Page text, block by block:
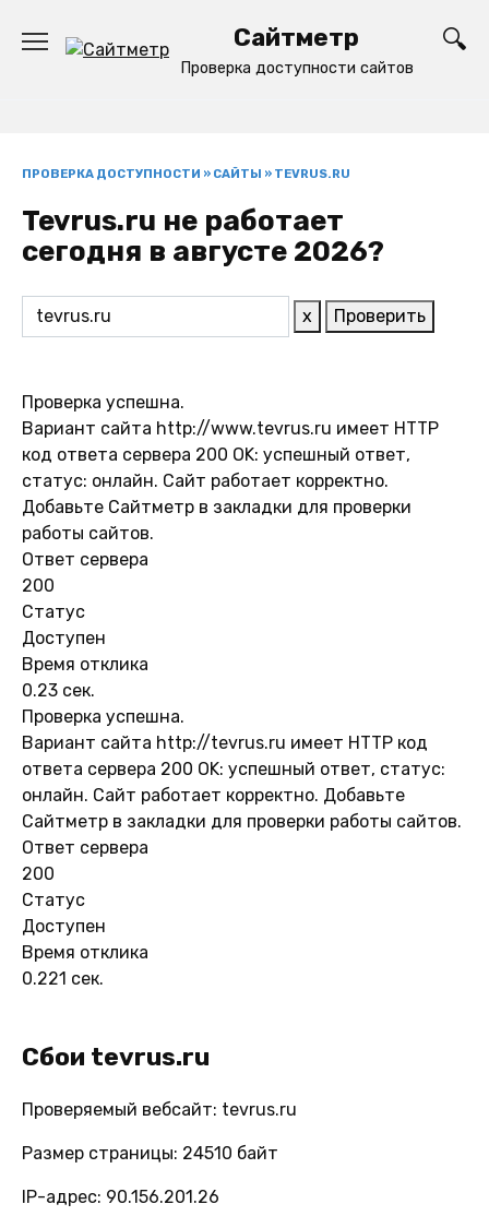
содержанию
Сайтметр
Проверка доступности сайтов
ПРОВЕРКА ДОСТУПНОСТИ » САЙТЫ » TEVRUS.RU
Tevrus.ru не работает
сегодня в августе 2026?
x Проверить
Проверка успешна.
Вариант сайта http://www.tevrus.ru имеет HTTP
код ответа сервера 200 OK: успешный ответ,
статус: онлайн. Сайт работает корректно.
Добавьте Сайтметр в закладки для проверки
работы сайтов.
Ответ сервера
200
Статус
Доступен
Время отклика
0.23 сек.
Проверка успешна.
Вариант сайта http://tevrus.ru имеет HTTP код
ответа сервера 200 OK: успешный ответ, статус:
онлайн. Сайт работает корректно. Добавьте
Сайтметр в закладки для проверки работы сайтов.
Ответ сервера
200
Статус
Доступен
Время отклика
0.221 сек.
Сбои tevrus.ru
Проверяемый вебсайт: tevrus.ru
Размер страницы: 24510 байт
IP-адрес: 90.156.201.26